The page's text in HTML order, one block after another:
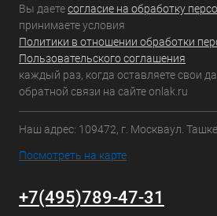
Вы даетесогласие на обработку
принимаете условия
Политики в отношении обработки
Пользовательского соглашения
каждый раз, когда оставляете свои
обратной связи на сайте onlak.ru
Наш адрес: 109472, г. Москваул.
Посмотреть на карте
+7(495)789-47-31